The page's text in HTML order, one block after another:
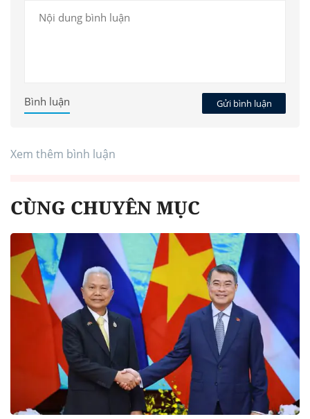
Gửi bình luận
Bình luận
Xem thêm bình luận
CÙNG CHUYÊN MỤC